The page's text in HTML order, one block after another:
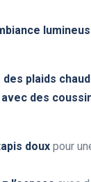
plaids
des
doux pour